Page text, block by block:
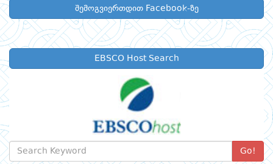
შემოგვიერთდით Facebook-ზე
EBSCO Host Search
Go!